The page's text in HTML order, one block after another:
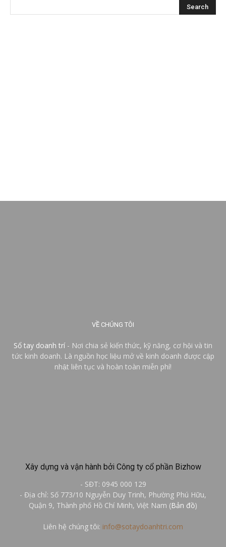
VỀ CHÚNG TÔI
Sổ tay doanh trí - Nơi chia sẻ kiến thức, kỹ năng, cơ hội và tin
tức kinh doanh. Là nguồn học liệu mở về kinh doanh được cập
nhật liên tục và hoàn toàn miễn phí!
Xây dựng và vận hành bởi Công ty cổ phần Bizhow
- SĐT: 0945 000 129
- Địa chỉ: Số 773/10 Nguyễn Duy Trinh, Phường Phú Hữu,
Quận 9, Thành phố Hồ Chí Minh, Việt Nam (Bản đồ)
Liên hệ chúng tôi: info@sotaydoanhtri.com